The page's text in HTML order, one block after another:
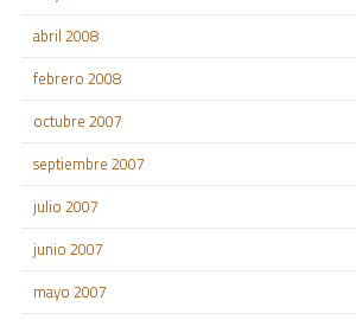
abril 2008
febrero 2008
octubre 2007
septiembre 2007
julio 2007
junio 2007
mayo 2007